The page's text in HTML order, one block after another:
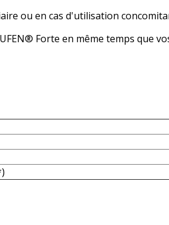
ou en cas d'utilisation
Forte en même temps que